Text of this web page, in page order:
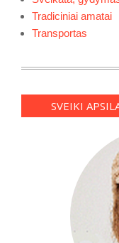
Tradiciniai amatai
Transportas
SVEIKI